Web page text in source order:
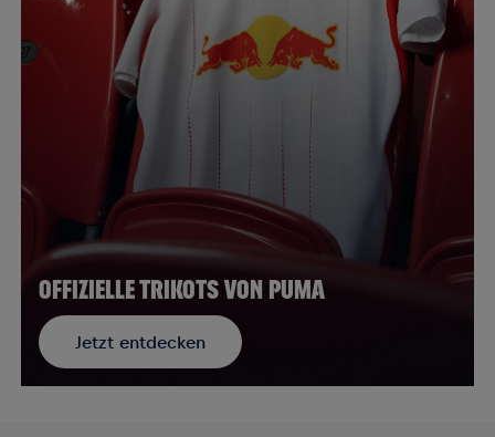
OFFIZIELLE TRIKOTS VON PUMA
Jetzt entdecken